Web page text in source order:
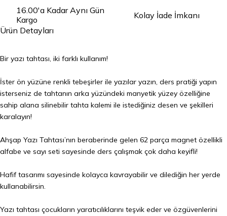
16.00'a Kadar Aynı Gün
Kargo
Kolay İade İmkanı
Ürün Detayları
Bir yazı tahtası, iki farklı kullanım!
İster ön yüzüne renkli tebeşirler ile yazılar yazın, ders pratiği yapın
isterseniz de tahtanın arka yüzündeki manyetik yüzey özelliğine
sahip alana silinebilir tahta kalemi ile istediğiniz desen ve şekilleri
karalayın!
Ahşap Yazı Tahtası’nın beraberinde gelen 62 parça magnet özellikli
alfabe ve sayı seti sayesinde ders çalışmak çok daha keyifli!
Hafif tasarımı sayesinde kolayca kavrayabilir ve dilediğin her yerde
kullanabilirsin.
Yazı tahtası çocukların yaratıcılıklarını teşvik eder ve özgüvenlerini